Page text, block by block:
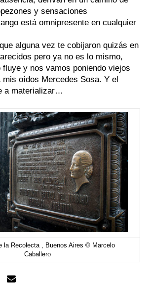
y sensaciones
está omnipresente en cualquier
alguna vez te cobijaron quizás en
pero ya no es lo mismo,
fluye y nos vamos poniendo viejos
mis oídos Mercedes Sosa. Y el
a materializar…
la Recolecta , Buenos Aires © Marcelo
Caballero